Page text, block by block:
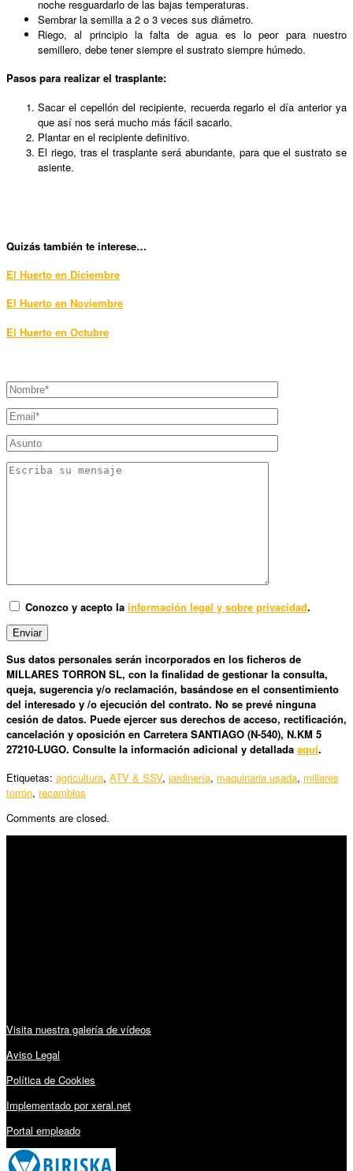
noche resguardarlo de las bajas temperaturas.
Sembrar la semilla a 2 o 3 veces sus diámetro.
Riego, al principio la falta de agua es lo peor para nuestro
semillero, debe tener siempre el sustrato siempre húmedo.
Pasos para realizar el trasplante:
Sacar el cepellón del recipiente, recuerda regarlo el día anterior ya
que así nos será mucho más fácil sacarlo.
Plantar en el recipiente definitivo.
El riego, tras el trasplante será abundante, para que el sustrato se
asiente.
Quizás también te interese…
El Huerto en Diciembre
El Huerto en Noviembre
El Huerto en Octubre
Conozco y acepto la información legal y sobre privacidad.
Sus datos personales serán incorporados en los ficheros de
MILLARES TORRON SL, con la finalidad de gestionar la consulta,
queja, sugerencia y/o reclamación, basándose en el consentimiento
del interesado y /o ejecución del contrato. No se prevé ninguna
cesión de datos. Puede ejercer sus derechos de acceso, rectificación,
cancelación y oposición en Carretera SANTIAGO (N-540), N.KM 5
27210-LUGO. Consulte la información adicional y detallada aquí.
Etiquetas: agricultura, ATV & SSV, jardinería, maquinaria usada, millares
torrón, recambios
Comments are closed.
Visita nuestra galería de vídeos
Aviso Legal
Política de Cookies
Implementado por xeral.net
Portal empleado